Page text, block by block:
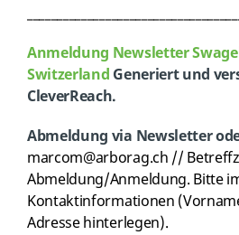
Anmeldung Newsletter
Switzerland Generiert und
CleverReach.
Abmeldung via Newsletter
marcom@arborag.ch //
Abmeldung/Anmeldung. Bitte
Kontaktinformationen
Adresse hinterlegen).